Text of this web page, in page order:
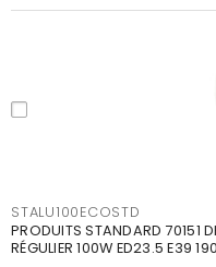
STALU100ECOSTD
PRODUITS STANDARD 70151
RÉGULIER 100W ED23.5 E39